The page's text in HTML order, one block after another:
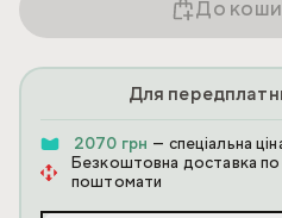
До
Для
2070 грн — спеціальна
Безкоштовна доставка по
поштомати